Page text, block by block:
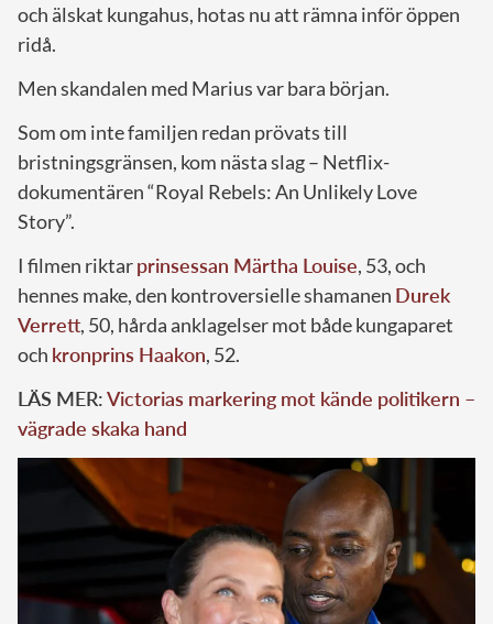
och älskat kungahus, hotas nu att rämna inför öppen
ridå.
Men skandalen med Marius var bara början.
Som om inte familjen redan prövats till
bristningsgränsen, kom nästa slag – Netflix-
dokumentären “Royal Rebels: An Unlikely Love
Story”.
I filmen riktarprinsessan Märtha Louise, 53, och
hennes make, den kontroversielle shamanen Durek
Verrett, 50, hårda anklagelser mot både kungaparet
och kronprins Haakon, 52.
LÄS MER:Victorias markering mot kände politikern –
vägrade skaka hand